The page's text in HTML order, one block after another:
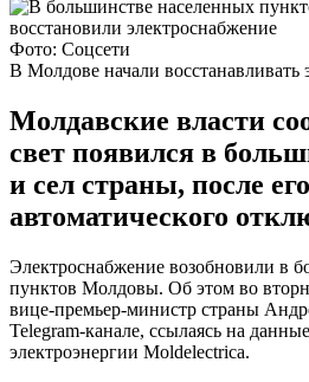
Фото: Соцсети
В Молдове начали восстанавливать
Молдавские власти
свет появился в
и сел страны, после его
автоматического
Электроснабжение возобновили в
пунктов Молдовы. Об этом во
вице-премьер-министр страны
Telegram-канале, ссылаясь на
электроэнергии Moldelectrica.